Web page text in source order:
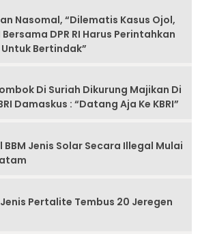
Nasomal, “Dilematis Kasus Ojol,
Bersama DPR RI Harus Perintahkan
Bertindak”
Di Suriah Dikurung Majikan Di
Damaskus : “Datang Aja Ke KBRI”
BBM Jenis Solar Secara Illegal Mulai
Jenis Pertalite Tembus 20 Jeregen